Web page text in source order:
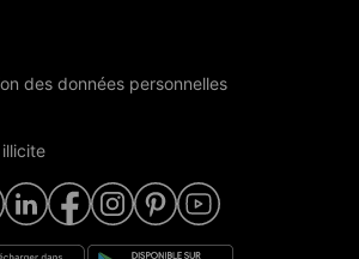
des données personnelles